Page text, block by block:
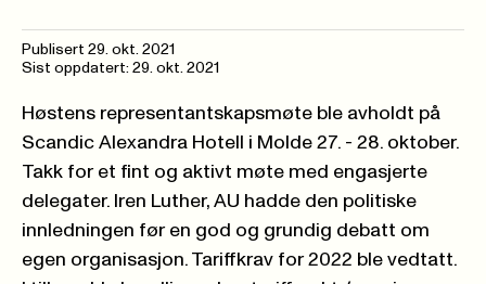
Publisert 29. okt. 2021
Sist oppdatert: 29. okt. 2021
Høstens representantskapsmøte ble avholdt på
Scandic Alexandra Hotell i Molde 27. - 28. oktober.
Takk for et fint og aktivt møte med engasjerte
delegater. Iren Luther, AU hadde den politiske
innledningen før en god og grundig debatt om
egen organisasjon. Tariffkrav for 2022 ble vedtatt.